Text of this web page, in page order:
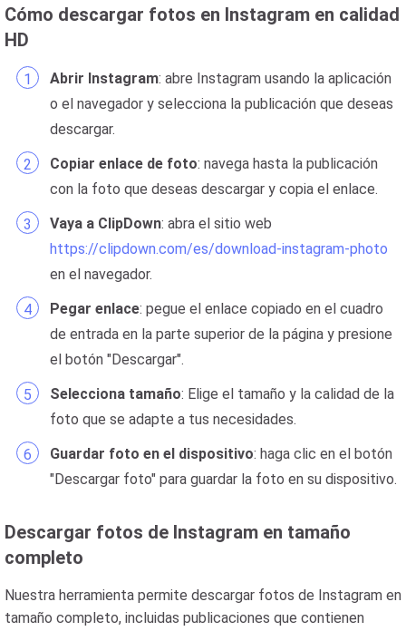
Cómo descargar fotos en Instagram en calidad
HD
Abrir Instagram: abre Instagram usando la aplicación
o el navegador y selecciona la publicación que deseas
descargar.
Copiar enlace de foto: navega hasta la publicación
con la foto que deseas descargar y copia el enlace.
Vaya a ClipDown: abra el sitio web
https://clipdown.com/es/download-instagram-photo
en el navegador.
Pegar enlace: pegue el enlace copiado en el cuadro
de entrada en la parte superior de la página y presione
el botón "Descargar".
Selecciona tamaño: Elige el tamaño y la calidad de la
foto que se adapte a tus necesidades.
Guardar foto en el dispositivo: haga clic en el botón
"Descargar foto" para guardar la foto en su dispositivo.
Descargar fotos de Instagram en tamaño
completo
Nuestra herramienta permite descargar fotos de Instagram en
tamaño completo, incluidas publicaciones que contienen